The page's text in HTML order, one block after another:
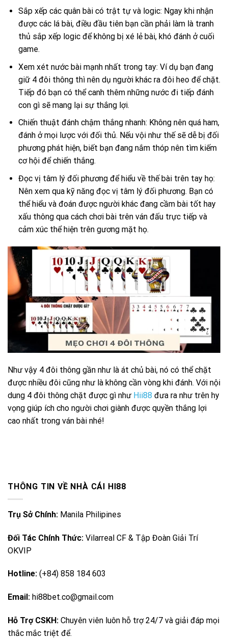
Sắp xếp các quân bài có trật tự và logic: Ngay khi nhận
được các lá bài, điều đầu tiên bạn cần phải làm là tranh
thủ sắp xếp logic để không bị xé lẻ bài, khó đánh ở cuối
game.
Xem xét nước bài mạnh nhất trong tay: Ví dụ bạn đang
giữ 4 đôi thông thì nên dụ người khác ra đôi heo để chặt.
Tiếp đó bạn có thể canh thêm những nước đi tiếp đánh
con gì sẽ mang lại sự thắng lợi.
Chiến thuật đánh chậm thắng nhanh: Không nên quá ham,
đánh ở mọi lược với đối thủ. Nếu vội như thế sẽ dễ bị đối
phương phát hiện, biết bạn đang nắm thóp nên tìm kiếm
cơ hội để chiến thắng.
Đọc vị tâm lý đối phương để hiểu về thế bài trên tay họ:
Nên xem qua kỹ năng đọc vị tâm lý đối phương. Bạn có
thể hiểu và đoán được người khác đang cầm bài tốt hay
xấu thông qua cách chơi bài trên ván đấu trực tiếp và
cảm xúc thể hiện trên gương mặt họ.
Như vậy 4 đôi thông gần như là át chủ bài, nó có thể chặt
được nhiều đôi cũng như là không cần vòng khi đánh. Với nội
dung 4 đôi thông chặt được gì như Hii88 đưa ra như trên hy
vọng giúp ích cho người chơi giành được quyền thắng lợi
cao nhất trong ván bài nhé!
THÔNG TIN VỀ NHÀ CÁI HI88
Trụ Sở Chính: Manila Philipines
Đối Tác Chính Thức: Vilarreal CF & Tập Đoàn Giải Trí
OKVIP
Hotline: (+84) 858 184 603
Email: hi88bet.co@gmail.com
Hỗ Trợ CSKH: Chuyên viên luôn hỗ trợ 24/7 và giải đáp mọi
thắc mắc triệt để.